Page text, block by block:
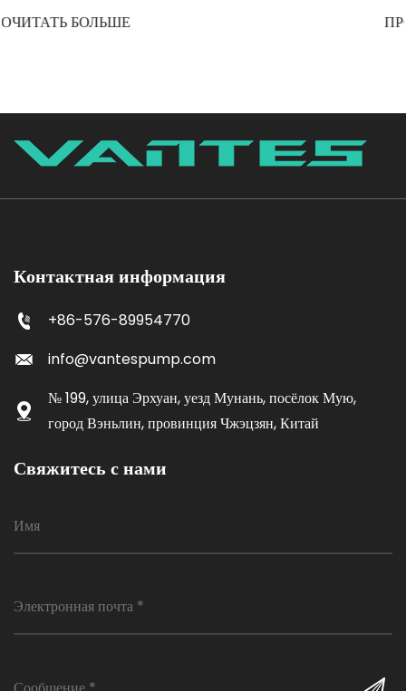
ПРОЧИТАТЬ БОЛЬШЕ
Контактная информация
+86-576-89954770
info@vantespump.com
№ 199, улица Эрхуан, уезд Мунань, посёлок Мую,
город Вэньлин, провинция Чжэцзян, Китай
Свяжитесь с нами